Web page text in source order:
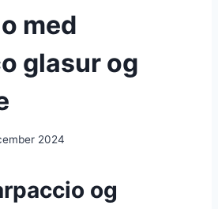
med
glasur og
2024
og